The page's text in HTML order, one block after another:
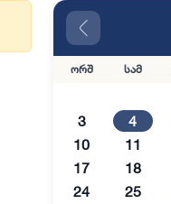
ორშ სამ
3
4
10
11
17
18
24
25